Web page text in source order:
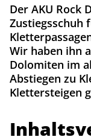
Der AKU Rock
Zustiegsschuh
Wir haben ihn
Dolomiten im
Abstiegen zu
Klettersteigen